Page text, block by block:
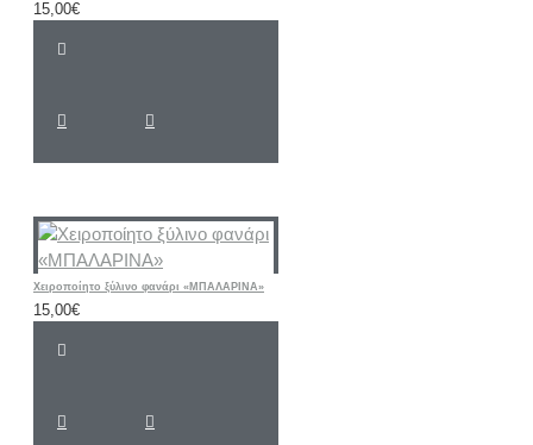
15,00€
Χειροποίητο ξύλινο φανάρι «ΜΠΑΛΑΡΙΝΑ»
15,00€